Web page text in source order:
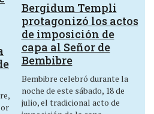
Bergidum Templi
protagonizó los actos
de imposición de
capa al Señor de
Bembibre
Bembibre celebró durante la
noche de este sábado, 18 de
julio, el tradicional acto de